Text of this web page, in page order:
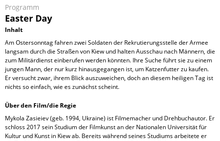
Programm
Easter Day
Inhalt
Am Ostersonntag fahren zwei Soldaten der Rekrutierungsstelle der Armee
langsam durch die Straßen von Kiew und halten Ausschau nach Männern, die
zum Militärdienst einberufen werden könnten. Ihre Suche führt sie zu einem
jungen Mann, der nur kurz hinausgegangen ist, um Katzenfutter zu kaufen.
Er versucht zwar, ihrem Blick auszuweichen, doch an diesem heiligen Tag ist
nichts so einfach, wie es zunächst scheint.
Über den Film/die Regie
Mykola Zasieiev (geb. 1994, Ukraine) ist Filmemacher und Drehbuchautor. Er
schloss 2017 sein Studium der Filmkunst an der Nationalen Universität für
Kultur und Kunst in Kiew ab. Bereits während seines Studiums arbeitete er